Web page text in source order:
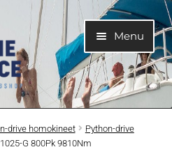
Menu
drive homokineet
Python-drive
G 800Pk 9810Nm